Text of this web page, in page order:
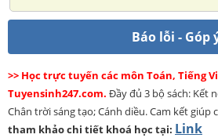
Báo lỗi - Góp
>> Học trực tuyến các môn Toán, Tiếng
Tuyensinh247.com. Đầy đủ 3 bộ sách: Kết
Chân trời sáng tạo; Cánh diều. Cam kết giúp
tham khảo chi tiết khoá học tại: Link